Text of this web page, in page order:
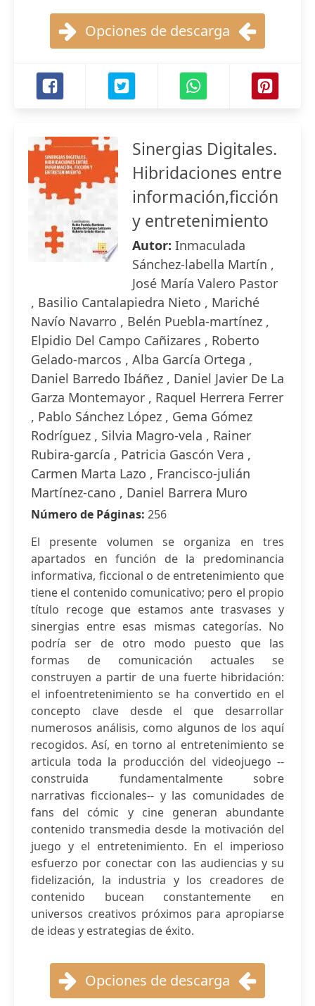
Opciones de descarga
Sinergias Digitales.
Hibridaciones entre
información,ficción
y entretenimiento
Autor: Inmaculada
Sánchez-labella Martín ,
José María Valero Pastor
, Basilio Cantalapiedra Nieto , Mariché
Navío Navarro , Belén Puebla-martínez ,
Elpidio Del Campo Cañizares , Roberto
Gelado-marcos , Alba García Ortega ,
Daniel Barredo Ibáñez , Daniel Javier De La
Garza Montemayor , Raquel Herrera Ferrer
, Pablo Sánchez López , Gema Gómez
Rodríguez , Silvia Magro-vela , Rainer
Rubira-garcía , Patricia Gascón Vera ,
Carmen Marta Lazo , Francisco-julián
Martínez-cano , Daniel Barrera Muro
Número de Páginas: 256
El presente volumen se organiza en tres
apartados en función de la predominancia
informativa, ficcional o de entretenimiento que
tiene el contenido comunicativo; pero el propio
título recoge que estamos ante trasvases y
sinergias entre esas mismas categorías. No
podría ser de otro modo puesto que las
formas de comunicación actuales se
construyen a partir de una fuerte hibridación:
el infoentretenimiento se ha convertido en el
concepto clave desde el que desarrollar
numerosos análisis, como algunos de los aquí
recogidos. Así, en torno al entretenimiento se
articula toda la producción del videojuego --
construida fundamentalmente sobre
narrativas ficcionales-- y las comunidades de
fans del cómic y cine generan abundante
contenido transmedia desde la motivación del
juego y el entretenimiento. En el imperioso
esfuerzo por conectar con las audiencias y su
fidelización, la industria y los creadores de
contenido bucean constantemente en
universos creativos próximos para apropiarse
de ideas y estrategias de éxito.
Opciones de descarga